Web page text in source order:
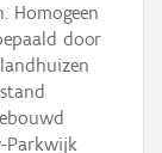
Homogeen
door
Parkwijk